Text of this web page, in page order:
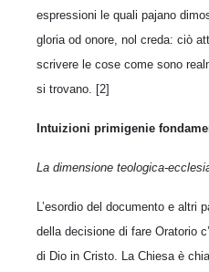
espressioni le quali pajano
gloria od onore, nol creda: ciò
scrivere le cose come sono
si trovano. [2]
Intuizioni primigenie
La dimensione teologica-
L’esordio del documento e altri
della decisione di fare Oratorio
di Dio in Cristo. La Chiesa è